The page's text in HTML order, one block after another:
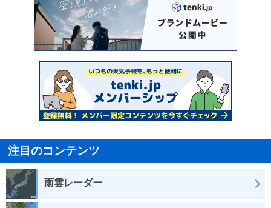
注目のコンテンツ
雨雲レーダー